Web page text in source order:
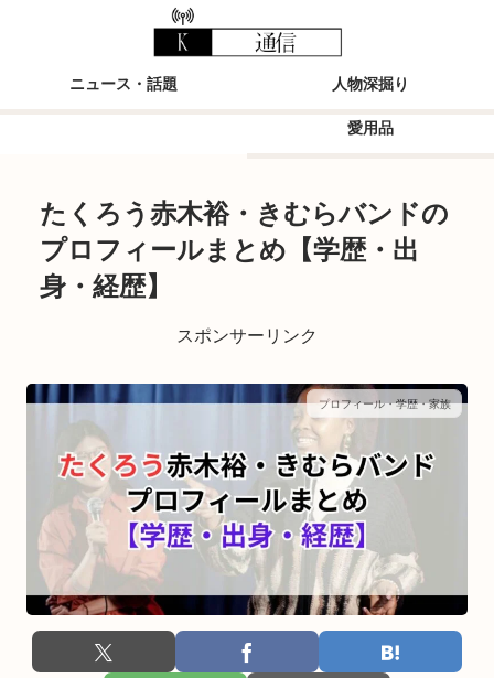
ニュース・話題 人物深掘り
愛用品
たくろう赤木裕・きむらバンドの
プロフィールまとめ【学歴・出
身・経歴】
スポンサーリンク
プロフィール・学歴・家族